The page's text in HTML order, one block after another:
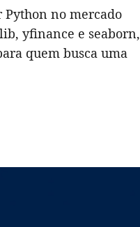
no mercado
yfinance e seaborn,
quem busca uma